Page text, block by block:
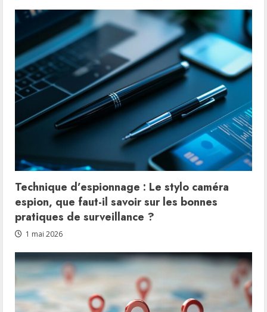
Technique d’espionnage : Le stylo caméra
espion, que faut-il savoir sur les bonnes
pratiques de surveillance ?
1 mai 2026